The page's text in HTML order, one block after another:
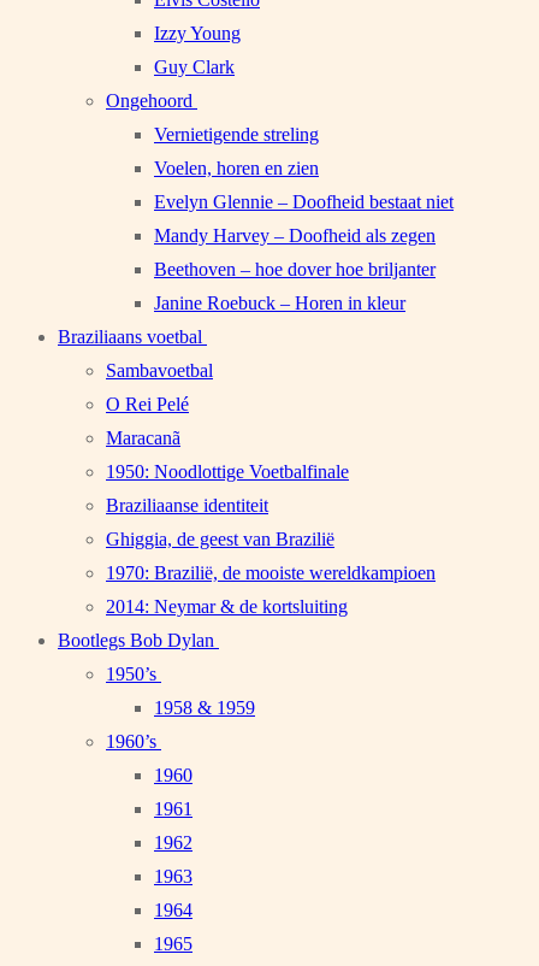
Izzy Young
Guy Clark
Ongehoord
Vernietigende streling
Voelen, horen en zien
Evelyn Glennie – Doofheid bestaat niet
Mandy Harvey – Doofheid als zegen
Beethoven – hoe dover hoe briljanter
Janine Roebuck – Horen in kleur
Braziliaans voetbal
Sambavoetbal
O Rei Pelé
Maracanã
1950: Noodlottige Voetbalfinale
Braziliaanse identiteit
Ghiggia, de geest van Brazilië
1970: Brazilië, de mooiste wereldkampioen
2014: Neymar & de kortsluiting
Bootlegs Bob Dylan
1950’s
1958 & 1959
1960’s
1960
1961
1962
1963
1964
1965